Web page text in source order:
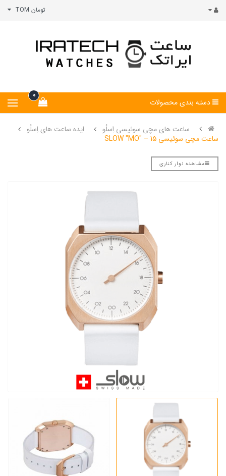
تومان TOM
0
دسته بندی محصولات
ساعت های مچی سوئیسی اِسلُو
ایده ساعت های اِسلُو
ساعت مچی سوئیسی SLOW "MO" – 15
مشاهده نوار کناری